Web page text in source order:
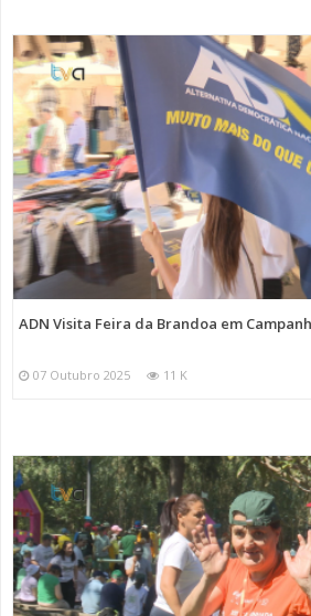
ADN Visita Feira da Brandoa em
07 Outubro 2025 11 K